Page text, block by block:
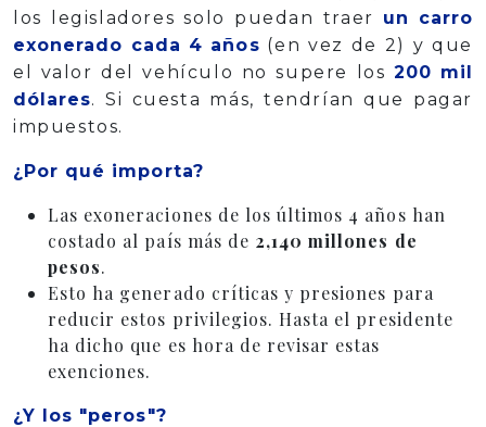
los legisladores solo puedan traer un carro
exonerado cada 4 años (en vez de 2) y que
el valor del vehículo no supere los 200 mil
dólares. Si cuesta más, tendrían que pagar
impuestos.
¿Por qué importa?
Las exoneraciones de los últimos 4 años han
costado al país más de 2,140 millones de
pesos.
Esto ha generado críticas y presiones para
reducir estos privilegios. Hasta el presidente
ha dicho que es hora de revisar estas
exenciones.
¿Y los "peros"?